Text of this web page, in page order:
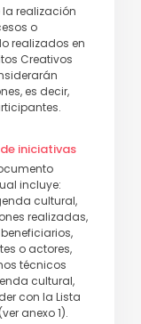
realización
o
realizados en
Creativos
es decir,
iniciativas
incluye:
cultural,
realizadas,
o actores,
técnicos
cultural,
con la Lista
anexo 1).